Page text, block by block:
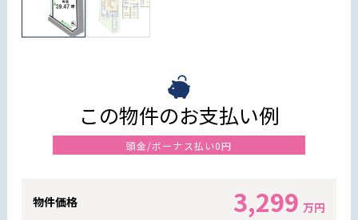
この物件のお支払い例
頭金/ボーナス払い0円
物件価格 3,299 万円